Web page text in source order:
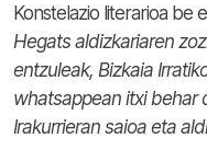
Konstelazio literarioa be
Hegats aldizkariaren
entzuleak, Bizkaia
whatsappean itxi behar
Irakurrieran saioa eta